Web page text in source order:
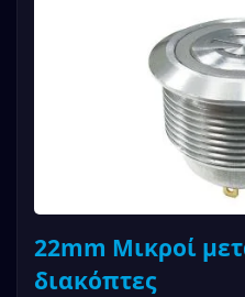
22mm Μικροί
διακόπτες